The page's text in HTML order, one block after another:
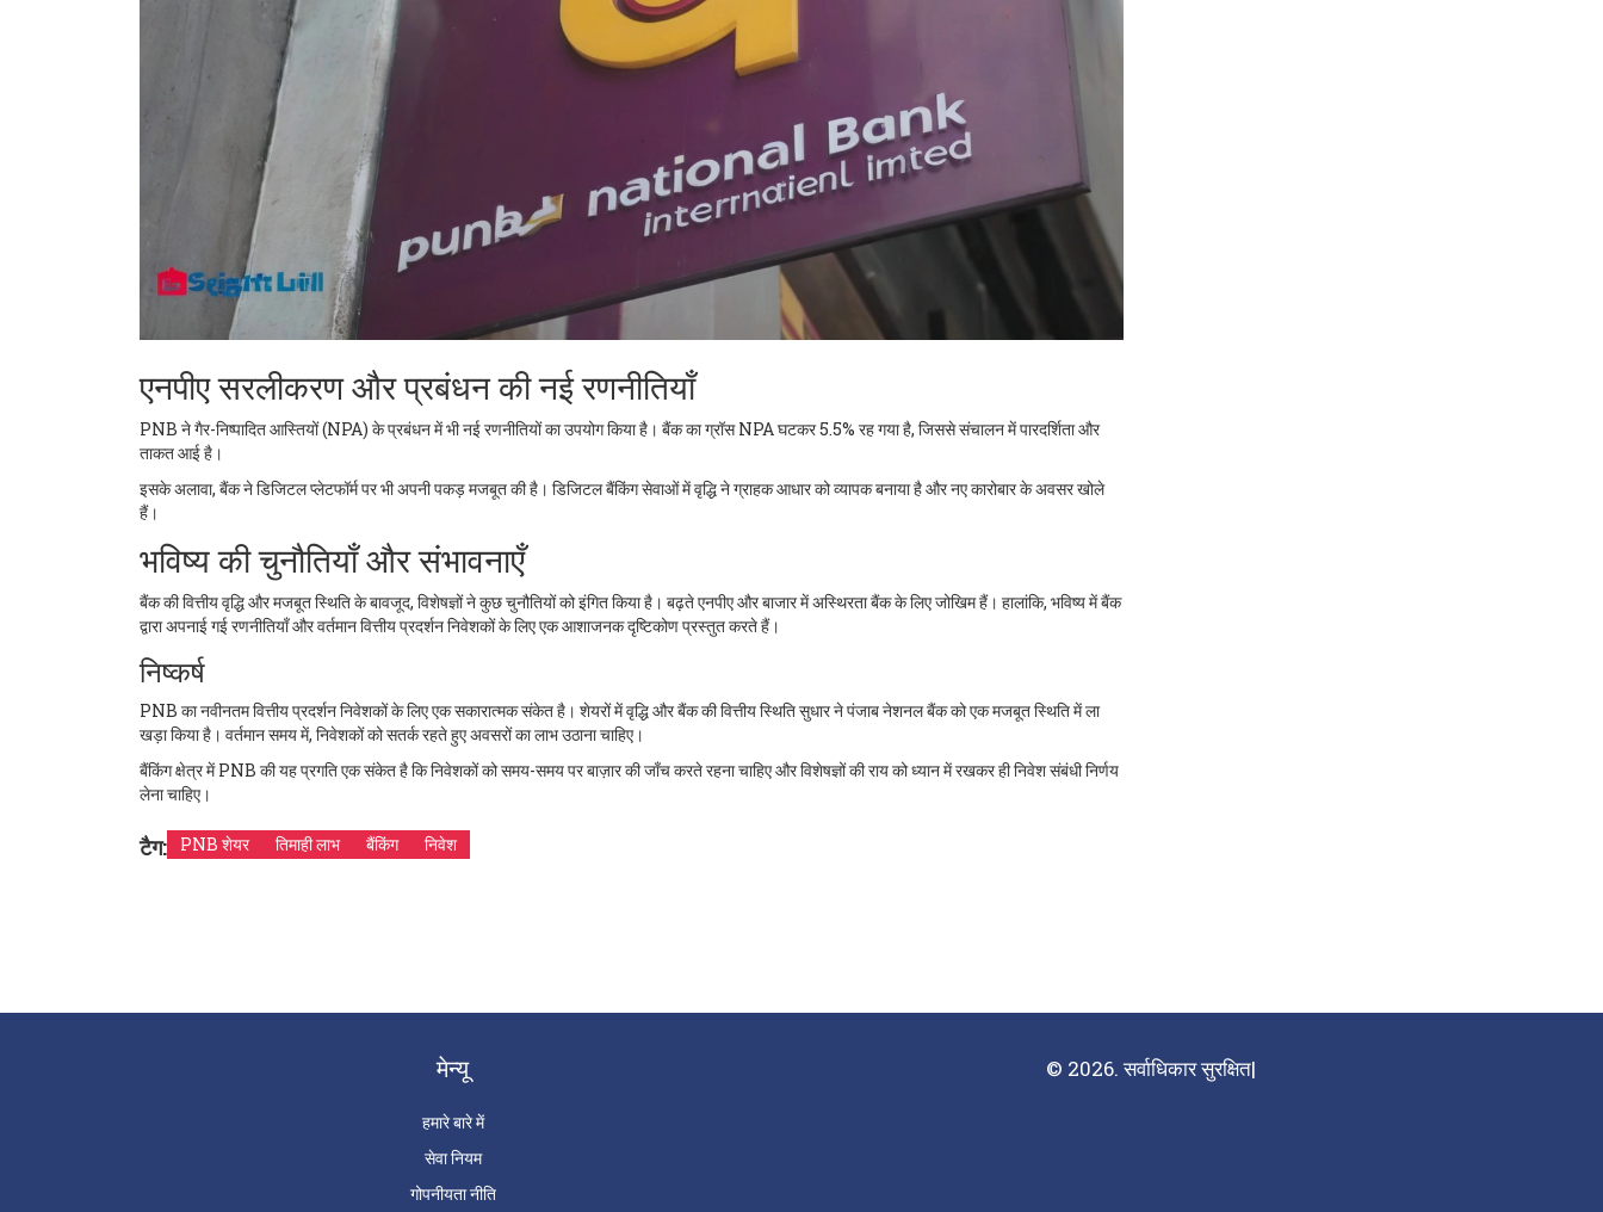
एनपीए सरलीकरण और प्रबंधन की नई रणनीतियाँ
PNB ने गैर-निष्पादित आस्तियों (NPA) के प्रबंधन में भी नई रणनीतियों का उपयोग किया है। बैंक का ग्रॉस NPA घटकर 5.5% रह गया है, जिससे संचालन में पारदर्शिता और
ताकत आई है।
इसके अलावा, बैंक ने डिजिटल प्लेटफॉर्म पर भी अपनी पकड़ मजबूत की है। डिजिटल बैंकिंग सेवाओं में वृद्धि ने ग्राहक आधार को व्यापक बनाया है और नए कारोबार के अवसर खोले
हैं।
भविष्य की चुनौतियाँ और संभावनाएँ
बैंक की वित्तीय वृद्धि और मजबूत स्थिति के बावजूद, विशेषज्ञों ने कुछ चुनौतियों को इंगित किया है। बढ़ते एनपीए और बाजार में अस्थिरता बैंक के लिए जोखिम हैं। हालांकि, भविष्य में बैंक
द्वारा अपनाई गई रणनीतियाँ और वर्तमान वित्तीय प्रदर्शन निवेशकों के लिए एक आशाजनक दृष्टिकोण प्रस्तुत करते हैं।
निष्कर्ष
PNB का नवीनतम वित्तीय प्रदर्शन निवेशकों के लिए एक सकारात्मक संकेत है। शेयरों में वृद्धि और बैंक की वित्तीय स्थिति सुधार ने पंजाब नेशनल बैंक को एक मजबूत स्थिति में ला
खड़ा किया है। वर्तमान समय में, निवेशकों को सतर्क रहते हुए अवसरों का लाभ उठाना चाहिए।
बैंकिंग क्षेत्र में PNB की यह प्रगति एक संकेत है कि निवेशकों को समय-समय पर बाज़ार की जाँच करते रहना चाहिए और विशेषज्ञों की राय को ध्यान में रखकर ही निवेश संबंधी निर्णय
लेना चाहिए।
टैग: PNB शेयर तिमाही लाभ बैंकिंग निवेश
मेन्यू
हमारे बारे में
सेवा नियम
गोपनीयता नीति
© 2026. सर्वाधिकार सुरक्षित|